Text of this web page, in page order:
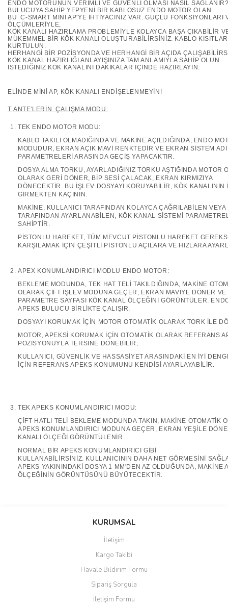
ENDO MOTORUNUN VERİMLİ VE GÜVENLİ OLMASI NASIL
BULUCUYA SAHİP YEPYENİ BİR KABLOSUZ ENDO MOTOR OLAN
BUC-SMART MİNİ AP'YE İHTİYACINIZ VAR. GÜÇLÜ FONKSİYONLARI
ÖLÇÜMLERİYLE,
KÖK KANALI HAZIRLAMA PROBLEMİYLE KOLAYCA BAŞA ÇIKABİLİR
MÜKEMMEL BİR KÖK KANALI OLUŞTURABİLİRSİNİZ. KABLO
KURTULUN.
HERHANGİ BİR POZİSYONDA VE HERHANGİ BİR AÇIDA
KÖK KANAL HAZIRLIĞI ANLAYIŞINIZA TAM ANLAMIYLA SAHİP OLUN.
İSTEDİĞİNİZ KÖK KANALINI DAKİKALAR İÇİNDE HAZIRLAYIN.
ELİNDE MİNİ AP, KÖK KANALI ENDİŞELENMEYİN!
TANTE'LERİNÇALIŞMA MODU:
TEK ENDO MOTOR MODU:
KABLO TAKILI OLMADIĞINDA VE MAKİNE AÇILDIĞINDA, ENDO
MODUDUR, EKRAN AÇIK MAVİ RENKTEDİR VE EKRAN SİSTEM
PARAMETRELERİ ARASINDA GEÇİŞ YAPACAKTIR.
DOSYA ALMA TORKU, AYARLADIĞINIZ TORKU AŞTIĞINDA MOTOR
OLARAK GERİ DÖNER, BİP SESİ ÇALACAK, EKRAN KIRMIZIYA
DÖNECEKTİR. BU İŞLEV DOSYAYI KORUYABİLİR, KÖK KANALININ
GİRMEKTEN KAÇININ.
MAKİNE, KULLANICI TARAFINDAN KOLAYCA ÇAĞRILABİLEN VEYA
TARAFINDAN AYARLANABİLEN, KÖK KANAL SİSTEMİ
SAHİPTİR.
PİSTONLU HAREKET, TÜM MEVCUT PİSTONLU HAREKET
KARŞILAMAK İÇİN ÇEŞİTLİ PİSTONLU AÇILARA VE HIZLARA
APEX KONUMLANDIRICI MODLU ENDO MOTOR:
BEKLEME MODUNDA, TEK HAT TELİ TAKILDIĞINDA, MAKİNE
OLARAK ÇİFT İŞLEV MODUNA GEÇER, EKRAN MAVİYE DÖNER VE
PARAMETRE SAYFASI KÖK KANAL ÖLÇEĞİNİ GÖRÜNTÜLER.
APEKS BULUCU BİRLİKTE ÇALIŞIR.
DOSYAYI KORUMAK İÇİN MOTOR OTOMATİK OLARAK TORK İLE
MOTOR, APEKSİ KORUMAK İÇİN OTOMATİK OLARAK REFERANS
POZİSYONUYLA TERSİNE DÖNEBİLİR;
KULLANICI, GÜVENLİK VE HASSASİYET ARASINDAKİ EN İYİ
İÇİN REFERANS APEKS KONUMUNU KENDİSİ AYARLAYABİLİR.
TEK APEKS KONUMLANDIRICI MODU:
ÇİFT HATLI TELİ BEKLEME MODUNDA TAKIN, MAKİNE OTOMATİK
APEKS KONUMLANDIRICI MODUNA GEÇER, EKRAN YEŞİLE
KANALI ÖLÇEĞİ GÖRÜNTÜLENİR.
NORMAL BİR APEKS KONUMLANDIRICI GİBİ
KULLANABİLİRSİNİZ. KULLANICININ DAHA NET GÖRMESİNİ
APEKS YAKININDAKİ DOSYA 1 MM'DEN AZ OLDUĞUNDA, MAKİNE
ÖLÇEĞİNİN GÖRÜNTÜSÜNÜ BÜYÜTECEKTİR.
Bu ürüne ilk yorumu siz yapın!
Ürün resmi kalitesiz, bozuk veya görüntülenemiyor.
Ürün açıklamasında eksik bilgiler bulunuyor.
Ürün bilgilerinde hatalar bulunuyor.
Ürün fiyatı diğer sitelerden daha pahalı.
KURUMSAL
İletişim
Kargo Takibi
Havale Bildirim Formu
Sipariş Sorgula
İletişim Formu